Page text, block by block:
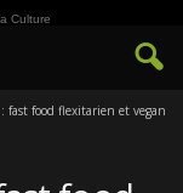
Culture
fast food flexitarien et vegan